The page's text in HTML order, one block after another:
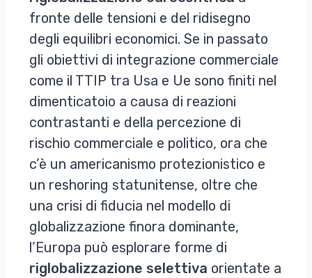
fronte delle tensioni e del ridisegno
degli equilibri economici. Se in passato
gli obiettivi di integrazione commerciale
come il TTIP tra Usa e Ue sono finiti nel
dimenticatoio a causa di reazioni
contrastanti e della percezione di
rischio commerciale e politico, ora che
c’è un americanismo protezionistico e
un reshoring statunitense, oltre che
una crisi di fiducia nel modello di
globalizzazione finora dominante,
l’Europa può esplorare forme di
riglobalizzazione selettiva orientate a